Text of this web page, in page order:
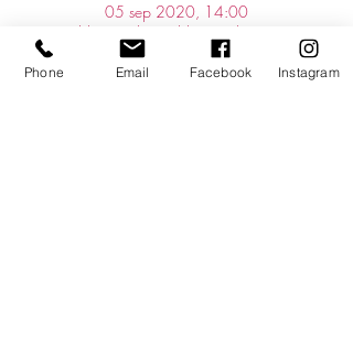
05 sep 2020, 14:00
Ruddervoorde, Ruddervoorde, 8020
Oostkamp, Belgium
Phone Email Facebook Instagram